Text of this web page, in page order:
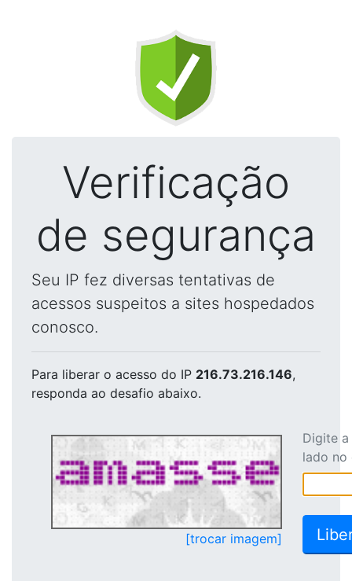
Verificação
de segurança
Seu IP fez diversas tentativas de
acessos suspeitos a sites hospedados
conosco.
Para liberar o acesso do IP 216.73.216.146,
responda ao desafio abaixo.
[trocar imagem]
Digite
lado no